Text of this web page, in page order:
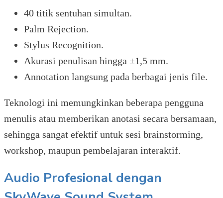
40 titik sentuhan simultan.
Palm Rejection.
Stylus Recognition.
Akurasi penulisan hingga ±1,5 mm.
Annotation langsung pada berbagai jenis file.
Teknologi ini memungkinkan beberapa pengguna
menulis atau memberikan anotasi secara bersamaan,
sehingga sangat efektif untuk sesi brainstorming,
workshop, maupun pembelajaran interaktif.
Audio Profesional dengan